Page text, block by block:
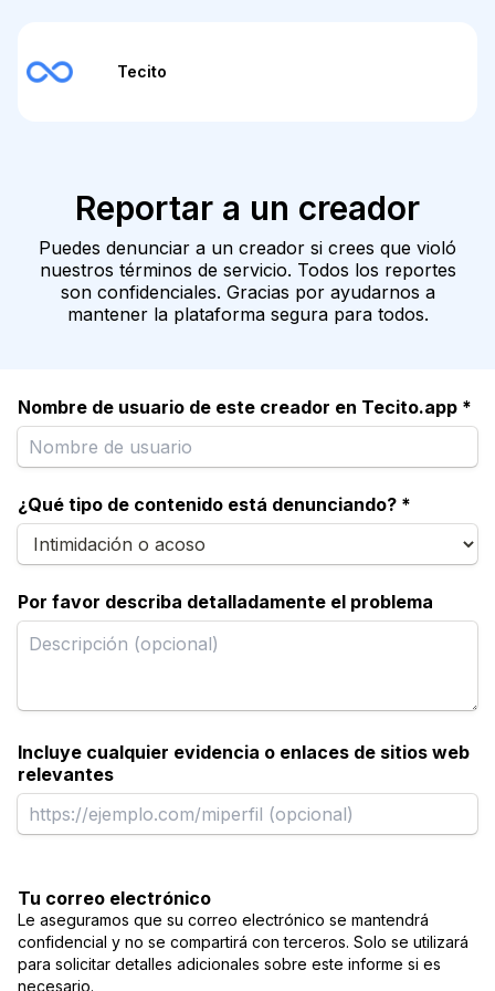
Tecito
Reportar a un creador
Puedes denunciar a un creador si crees que violó
nuestros términos de servicio. Todos los reportes
son confidenciales. Gracias por ayudarnos a
mantener la plataforma segura para todos.
Nombre de usuario de este creador en Tecito.app *
¿Qué tipo de contenido está denunciando? *
Por favor describa detalladamente el problema
Incluye cualquier evidencia o enlaces de sitios web
relevantes
Tu correo electrónico
Le aseguramos que su correo electrónico se mantendrá
confidencial y no se compartirá con terceros. Solo se utilizará
para solicitar detalles adicionales sobre este informe si es
necesario.